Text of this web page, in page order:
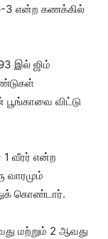
3 என்ற கணக்கில்
இல் ஜிம்
விட்டு
1 வீரர் என்ற
வாரமும்
கொண்டார்.
மற்றும் 2 ஆவது